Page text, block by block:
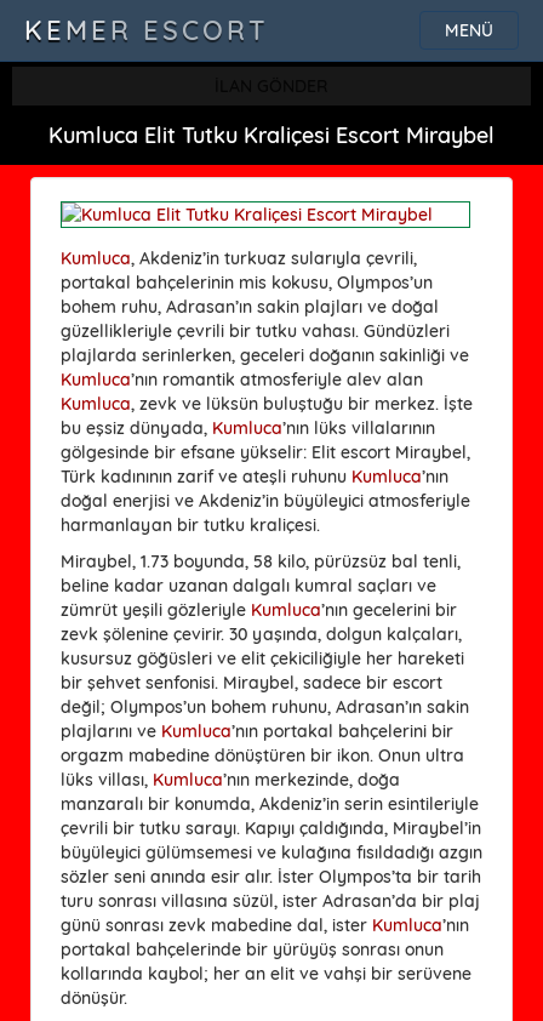
MENÜ
KEMER ESCORT
Kumluca Elit Tutku Kraliçesi Escort Miraybel
Kumluca, Akdeniz’in turkuaz sularıyla çevrili,
portakal bahçelerinin mis kokusu, Olympos’un
bohem ruhu, Adrasan’ın sakin plajları ve doğal
güzellikleriyle çevrili bir tutku vahası. Gündüzleri
plajlarda serinlerken, geceleri doğanın sakinliği ve
Kumluca’nın romantik atmosferiyle alev alan
Kumluca, zevk ve lüksün buluştuğu bir merkez. İşte
bu eşsiz dünyada, Kumluca’nın lüks villalarının
gölgesinde bir efsane yükselir: Elit escort Miraybel,
Türk kadınının zarif ve ateşli ruhunu Kumluca’nın
doğal enerjisi ve Akdeniz’in büyüleyici atmosferiyle
harmanlayan bir tutku kraliçesi.
Miraybel, 1.73 boyunda, 58 kilo, pürüzsüz bal tenli,
beline kadar uzanan dalgalı kumral saçları ve
zümrüt yeşili gözleriyle Kumluca’nın gecelerini bir
zevk şölenine çevirir. 30 yaşında, dolgun kalçaları,
kusursuz göğüsleri ve elit çekiciliğiyle her hareketi
bir şehvet senfonisi. Miraybel, sadece bir escort
değil; Olympos’un bohem ruhunu, Adrasan’ın sakin
plajlarını ve Kumluca’nın portakal bahçelerini bir
orgazm mabedine dönüştüren bir ikon. Onun ultra
lüks villası, Kumluca’nın merkezinde, doğa
manzaralı bir konumda, Akdeniz’in serin esintileriyle
çevrili bir tutku sarayı. Kapıyı çaldığında, Miraybel’in
büyüleyici gülümsemesi ve kulağına fısıldadığı azgın
sözler seni anında esir alır. İster Olympos’ta bir tarih
turu sonrası villasına süzül, ister Adrasan’da bir plaj
günü sonrası zevk mabedine dal, ister Kumluca’nın
portakal bahçelerinde bir yürüyüş sonrası onun
kollarında kaybol; her an elit ve vahşi bir serüvene
dönüşür.